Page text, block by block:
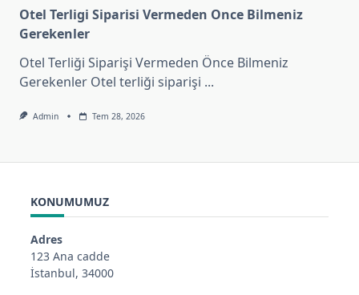
Otel Terligi Siparisi Vermeden Once Bilmeniz
Gerekenler
Otel Terliği Siparişi Vermeden Önce Bilmeniz
Gerekenler Otel terliği siparişi ...
Admin Tem 28, 2026
KONUMUMUZ
Adres
123 Ana cadde
İstanbul, 34000